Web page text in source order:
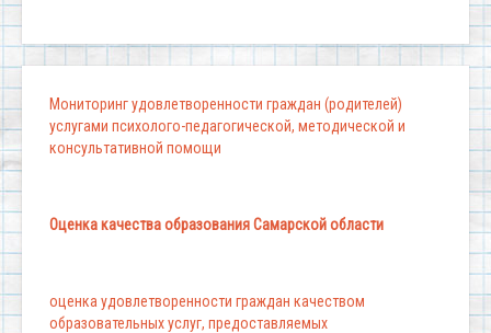
Мониторинг удовлетворенности граждан (родителей)
услугами психолого-педагогической, методической и
консультативной помощи
Оценка качества образования Самарской области
оценка удовлетворенности граждан качеством
образовательных услуг, предоставляемых